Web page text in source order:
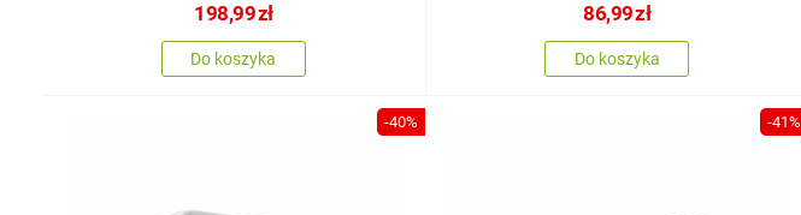
198,99zł
Do koszyka
86,99zł
Do koszyka
-40% -41%